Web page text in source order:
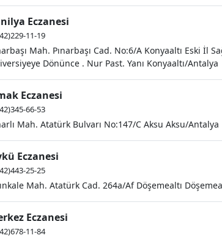
Eczanesi
11-19
Mah. Pınarbaşı Cad. No:6/A Konyaaltı Eski İl
Dönünce . Nur Past. Yanı Konyaaltı/Antalya
Eczanesi
66-53
Mah. Atatürk Bulvarı No:147/C Aksu Aksu/Antalya
Eczanesi
25-25
Mah. Atatürk Cad. 264a/Af Döşemealtı
Eczanesi
11-84